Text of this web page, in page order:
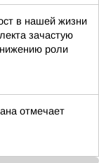
в нашей жизни
зачастую
роли
отмечает